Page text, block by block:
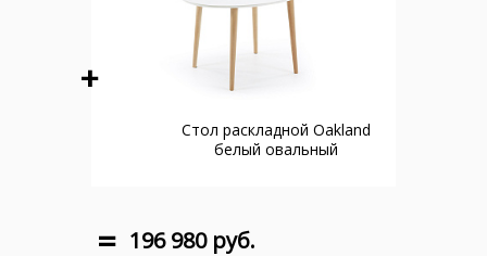
Стол раскладной Oakland
белый овальный
196 980 руб.